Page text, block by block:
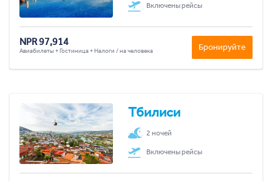
Включены рейсы
NPR 97,914
Авиабилеты + Гостиница + Налоги / на человека Бронируйте
Тбилиси
2 ночей
Включены рейсы